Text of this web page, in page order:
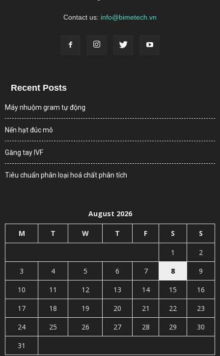
Contact us: info@bimetech.vn
Recent Posts
Máy nhuộm gram tự động
Nến hạt đúc mô
Găng tay IVF
Tiêu chuẩn phân loại hoá chất phân tích
August 2026
M T W T F S S
1
2
3
4 5 6 7 8
9
10
11 12 13 14 15
16
17
18 19 20 21 22
23
24
25 26 27 28 29
30
31